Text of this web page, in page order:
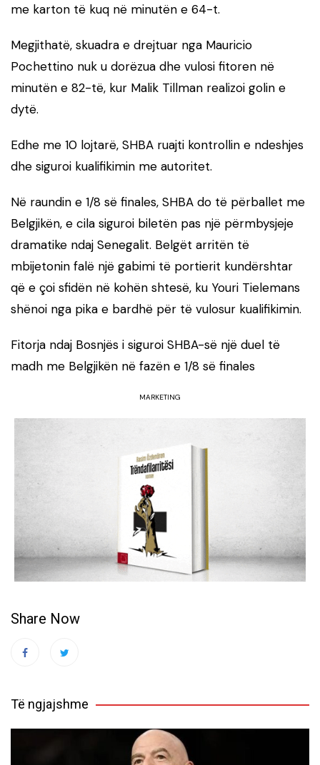
me karton të kuq në minutën e 64-t.
Megjithatë, skuadra e drejtuar nga Mauricio
Pochettino nuk u dorëzua dhe vulosi fitoren në
minutën e 82-të, kur Malik Tillman realizoi golin e
dytë.
Edhe me 10 lojtarë, SHBA ruajti kontrollin e ndeshjes
dhe siguroi kualifikimin me autoritet.
Në raundin e 1/8 së finales, SHBA do të përballet me
Belgjikën, e cila siguroi biletën pas një përmbysjeje
dramatike ndaj Senegalit. Belgët arritën të
mbijetonin falë një gabimi të portierit kundërshtar
që e çoi sfidën në kohën shtesë, ku Youri Tielemans
shënoi nga pika e bardhë për të vulosur kualifikimin.
Fitorja ndaj Bosnjës i siguroi SHBA-së një duel të
madh me Belgjikën në fazën e 1/8 së finales
MARKETING
Share Now
Të ngjajshme